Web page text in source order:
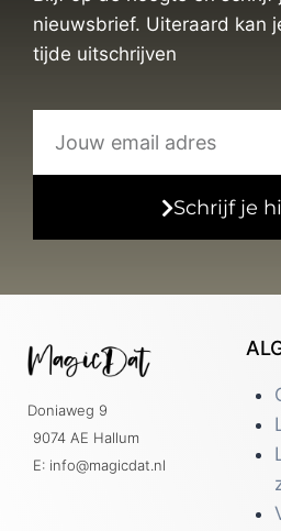
nieuwsbrief. Uiteraard kan
tijde uitschrijven
Schrijf je
Doniaweg 9
9074 AE Hallum
E: info@magicdat.nl